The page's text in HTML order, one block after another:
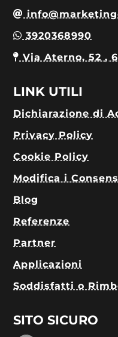
3920368990
Via Aterno, 52 ,
LINK UTILI
Dichiarazione di
Privacy Policy
Cookie Policy
Modifica i
Blog
Referenze
Partner
Applicazioni
Soddisfatti o
SITO SICURO